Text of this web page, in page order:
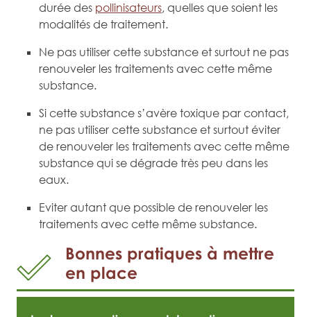
durée des pollinisateurs, quelles que soient les
modalités de traitement.
Ne pas utiliser cette substance et surtout ne pas
renouveler les traitements avec cette même
substance.
Si cette substance s’avère toxique par contact,
ne pas utiliser cette substance et surtout éviter
de renouveler les traitements avec cette même
substance qui se dégrade très peu dans les
eaux.
Eviter autant que possible de renouveler les
traitements avec cette même substance.
Bonnes pratiques à mettre
en place